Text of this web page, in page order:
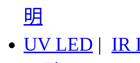
明
UV LED | IR